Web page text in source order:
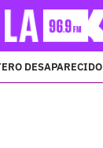
DESAPARECIDO